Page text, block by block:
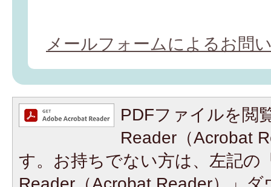
メールフォームによるお問
PDFファイルを閲
Reader（Acrobat
す。お持ちでない方は、左記の